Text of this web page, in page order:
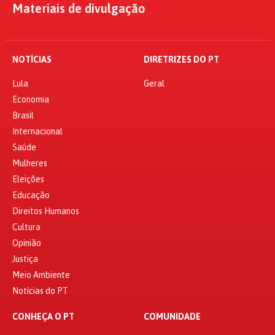
Materiais de divulgação
NOTÍCIAS
Lula
Economia
Brasil
Internacional
Saúde
Mulheres
Eleições
Educação
Direitos Humanos
Cultura
Opinião
Justiça
Meio Ambiente
Notícias do PT
DIRETRIZES DO PT
Geral
CONHEÇA O PT COMUNIDADE